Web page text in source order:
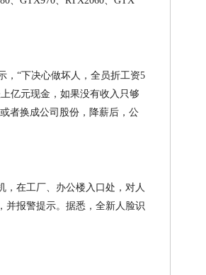
，“下决心做坏人，全员折工资5
亿元现金，如果没有收入只够
者换成公司股份，降薪后，公
，在工厂、办公楼入口处，对人
并报警提示。据悉，全新人脸识